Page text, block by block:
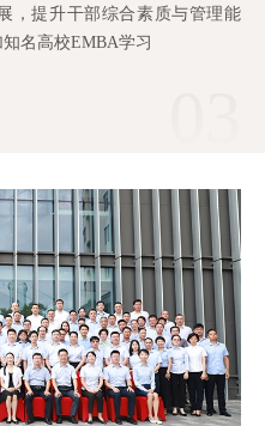
，提升干部综合素质与管理能
名高校EMBA学习